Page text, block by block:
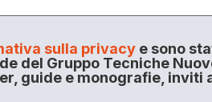
sulla privacye sono
del Gruppo Tecniche
guide e monografie, inviti